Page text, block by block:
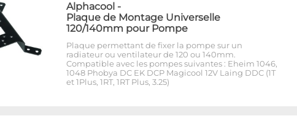
Alphacool -
Plaque de Montage Universelle
120/140mm pour Pompe
Plaque permettant de fixer la pompe sur un
radiateur ou ventilateur de 120 ou 140mm.
Compatible avec les pompes suivantes : Eheim 1046,
1048 Phobya DC EK DCP Magicool 12V Laing DDC (1T
et 1Plus, 1RT, 1RT Plus, 3.25)